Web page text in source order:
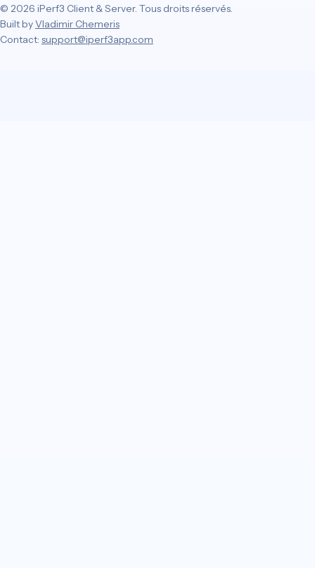
© 2026 iPerf3 Client & Server. Tous droits réservés.
Built byVladimir Chemeris
Contact: support@iperf3app.com